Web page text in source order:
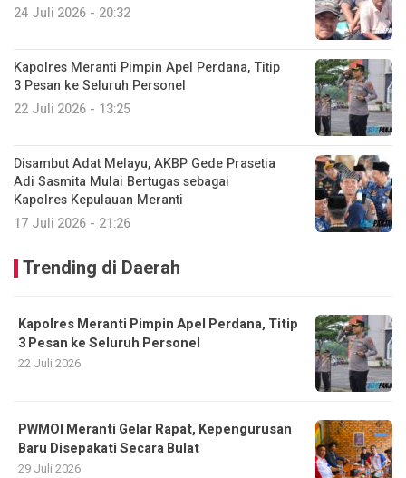
24 Juli 2026 - 20:32
Kapolres Meranti Pimpin Apel Perdana, Titip
3 Pesan ke Seluruh Personel
22 Juli 2026 - 13:25
Disambut Adat Melayu, AKBP Gede Prasetia
Adi Sasmita Mulai Bertugas sebagai
Kapolres Kepulauan Meranti
17 Juli 2026 - 21:26
Trending di Daerah
Kapolres Meranti Pimpin Apel Perdana, Titip
3 Pesan ke Seluruh Personel
22 Juli 2026
PWMOI Meranti Gelar Rapat, Kepengurusan
Baru Disepakati Secara Bulat
29 Juli 2026